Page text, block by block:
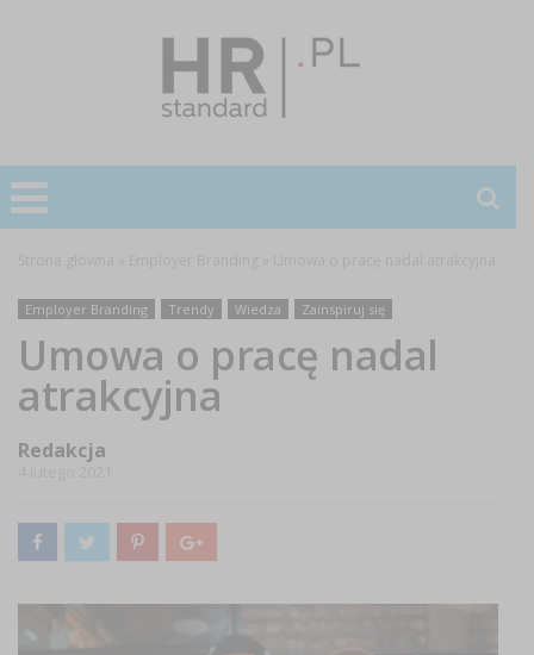
Employer Branding Trendy Wiedza Zainspiruj się
Umowa o pracę nadal
atrakcyjna
Redakcja